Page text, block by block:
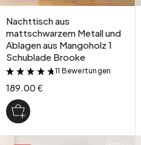
Nachttisch aus
mattschwarzem Metall und
Ablagen aus Mangoholz 1
Schublade Brooke
&
11 Bewertungen
189.00 €